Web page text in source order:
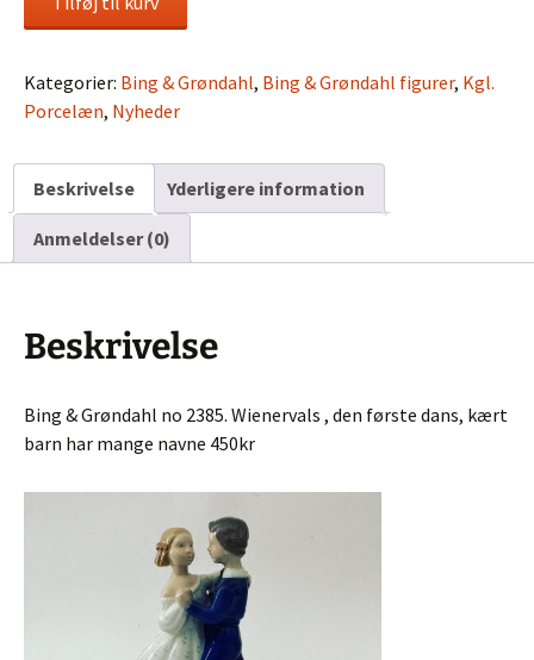
no
2385
Kategorier: Bing & Grøndahl, Bing & Grøndahl figurer, Kgl.
Porcelæn, Nyheder
Beskrivelse Yderligere information
Anmeldelser (0)
Beskrivelse
Bing & Grøndahl no 2385. Wienervals , den første dans, kært
barn har mange navne 450kr